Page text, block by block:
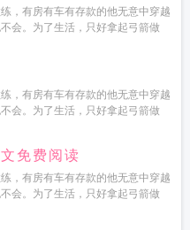
，有房有车有存款的他无意中穿越
会。为了生活，只好拿起弓箭做
，有房有车有存款的他无意中穿越
会。为了生活，只好拿起弓箭做
免费阅读
，有房有车有存款的他无意中穿越
会。为了生活，只好拿起弓箭做